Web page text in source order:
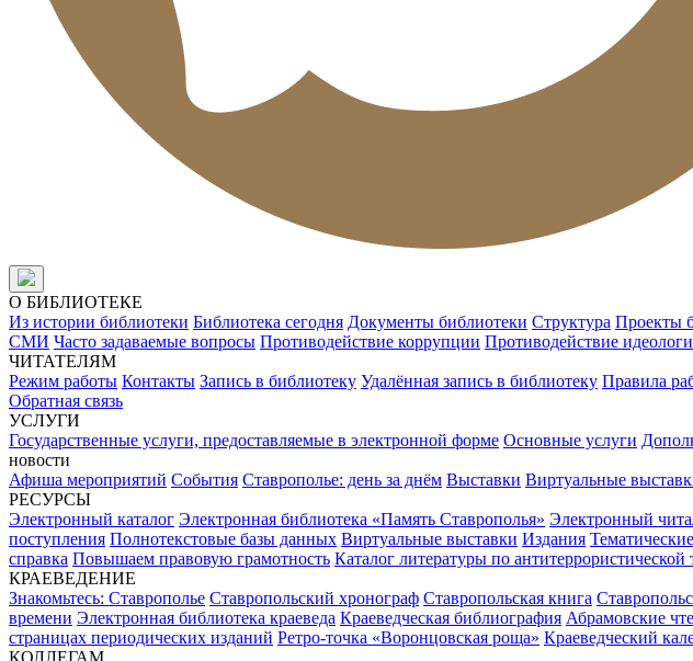
О БИБЛИОТЕКЕ
Из истории библиотеки Библиотека сегодня Документы библиотеки Структура Проекты
СМИ Часто задаваемые вопросы Противодействие коррупции Противодействие
ЧИТАТЕЛЯМ
Режим работы Контакты Запись в библиотеку Удалённая запись в библиотеку Правила
Обратная связь
УСЛУГИ
Государственные услуги, предоставляемые в электронной форме Основные услуги
новости
Афиша мероприятий События Ставрополье: день за днём Выставки Виртуальные
РЕСУРСЫ
Электронный каталог Электронная библиотека «Память Ставрополья» Электронный
поступления Полнотекстовые базы данных Виртуальные выставки Издания
справка Повышаем правовую грамотность Каталог литературы по антитеррористической
КРАЕВЕДЕНИЕ
Знакомьтесь: Ставрополье Ставропольский хронограф Ставропольская книга
времени Электронная библиотека краеведа Краеведческая библиография Абрамовские
страницах периодических изданий Ретро-точка «Воронцовская роща» Краеведческий
КОЛЛЕГАМ